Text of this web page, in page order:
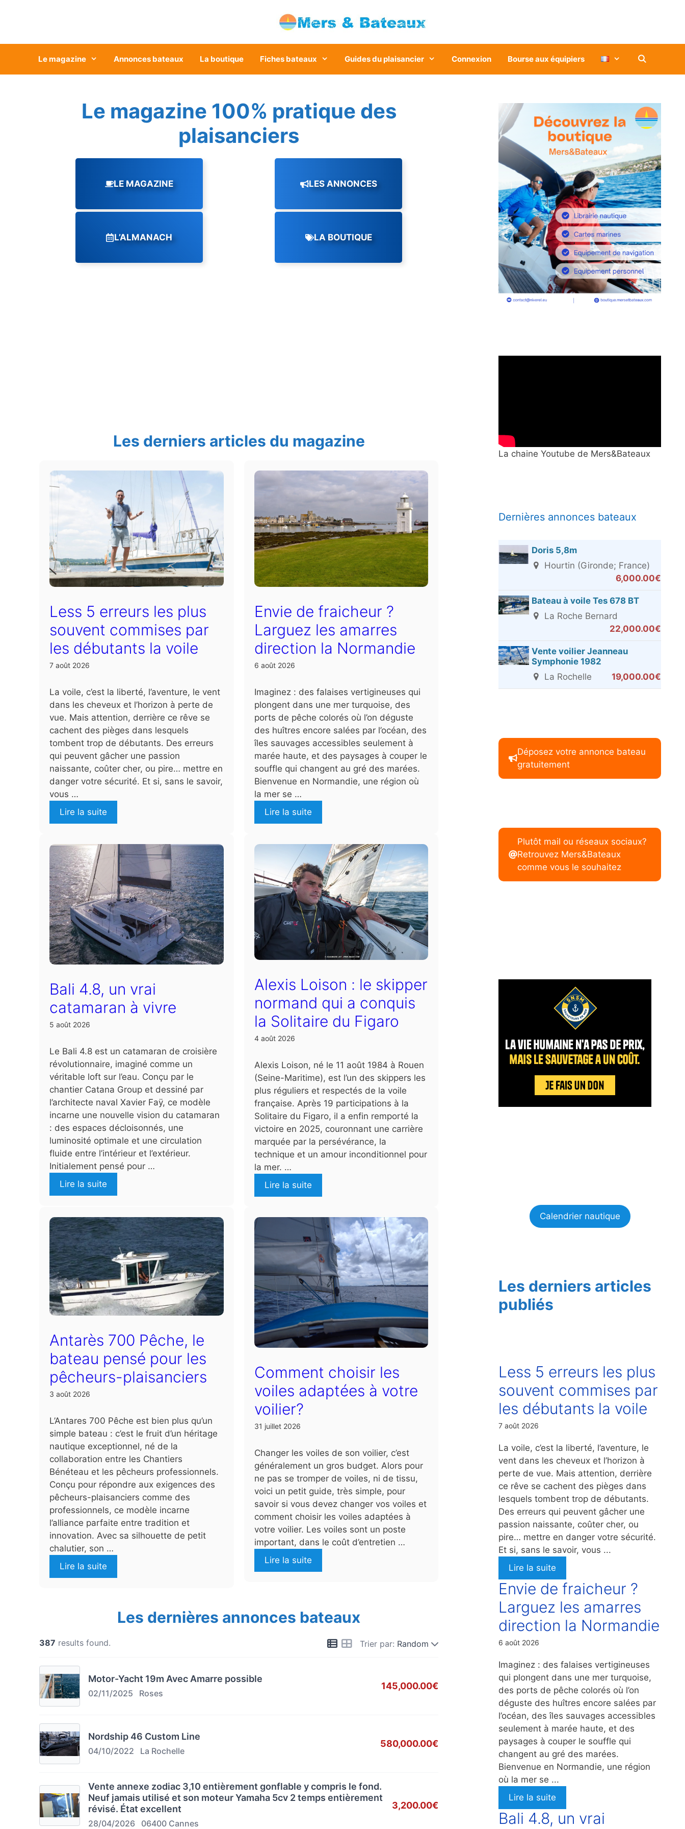
Le magazine Annonces bateaux La boutique Fiches bateaux Guides du plaisancier Connexion Bourse aux équipiers
Le magazine 100% pratique des
plaisanciers
LE MAGAZINE LES ANNONCES
L’ALMANACH LA BOUTIQUE
Les derniers articles du magazine
Less 5 erreurs les plus
souvent commises par
les débutants la voile
7 août 2026
La voile, c’est la liberté, l’aventure, le vent
dans les cheveux et l’horizon à perte de
vue. Mais attention, derrière ce rêve se
cachent des pièges dans lesquels
tombent trop de débutants. Des erreurs
qui peuvent gâcher une passion
naissante, coûter cher, ou pire… mettre en
danger votre sécurité. Et si, sans le savoir,
vous …
Lire la suite
Envie de fraicheur ?
Larguez les amarres
direction la Normandie
6 août 2026
Imaginez : des falaises vertigineuses qui
plongent dans une mer turquoise, des
ports de pêche colorés où l’on déguste
des huîtres encore salées par l’océan, des
îles sauvages accessibles seulement à
marée haute, et des paysages à couper le
souffle qui changent au gré des marées.
Bienvenue en Normandie, une région où
la mer se …
Lire la suite
Bali 4.8, un vrai
catamaran à vivre
5 août 2026
Le Bali 4.8 est un catamaran de croisière
révolutionnaire, imaginé comme un
véritable loft sur l’eau. Conçu par le
chantier Catana Group et dessiné par
l’architecte naval Xavier Faÿ, ce modèle
incarne une nouvelle vision du catamaran
: des espaces décloisonnés, une
luminosité optimale et une circulation
fluide entre l’intérieur et l’extérieur.
Initialement pensé pour …
Lire la suite
Alexis Loison : le skipper
normand qui a conquis
la Solitaire du Figaro
4 août 2026
Alexis Loison, né le 11 août 1984 à Rouen
(Seine-Maritime), est l’un des skippers les
plus réguliers et respectés de la voile
française. Après 19 participations à la
Solitaire du Figaro, il a enfin remporté la
victoire en 2025, couronnant une carrière
marquée par la persévérance, la
technique et un amour inconditionnel pour
la mer. …
Lire la suite
Antarès 700 Pêche, le
bateau pensé pour les
pêcheurs-plaisanciers
3 août 2026
L’Antares 700 Pêche est bien plus qu’un
simple bateau : c’est le fruit d’un héritage
nautique exceptionnel, né de la
collaboration entre les Chantiers
Bénéteau et les pêcheurs professionnels.
Conçu pour répondre aux exigences des
pêcheurs-plaisanciers comme des
professionnels, ce modèle incarne
l’alliance parfaite entre tradition et
innovation. Avec sa silhouette de petit
chalutier, son …
Lire la suite
Comment choisir les
voiles adaptées à votre
voilier?
31 juillet 2026
Changer les voiles de son voilier, c’est
généralement un gros budget. Alors pour
ne pas se tromper de voiles, ni de tissu,
voici un petit guide, très simple, pour
savoir si vous devez changer vos voiles et
comment choisir les voiles adaptées à
votre voilier. Les voiles sont un poste
important, dans le coût d’entretien …
Lire la suite
Les dernières annonces bateaux
Trier par: Random
387 results found.
Motor-Yacht 19m Avec Amarre possible
02/11/2025 Roses
145,000.00€
Nordship 46 Custom Line
04/10/2022 La Rochelle
580,000.00€
Vente annexe zodiac 3,10 entièrement gonflable y compris le fond.
Neuf jamais utilisé et son moteur Yamaha 5cv 2 temps entièrement
révisé. État excellent
28/04/2026 06400 Cannes
3,200.00€
La chaine Youtube de Mers&Bateaux
Dernières annonces bateaux
Doris 5,8m
Hourtin (Gironde; France)
6,000.00€
Bateau à voile Tes 678 BT
La Roche Bernard
22,000.00€
Vente voilier Jeanneau
Symphonie 1982
La Rochelle
19,000.00€
Déposez votre annonce bateau
gratuitement
Plutôt mail ou réseaux sociaux?
Retrouvez Mers&Bateaux
comme vous le souhaitez
Calendrier nautique
Les derniers articles
publiés
Less 5 erreurs les plus
souvent commises par
les débutants la voile
7 août 2026
La voile, c’est la liberté, l’aventure, le
vent dans les cheveux et l’horizon à
perte de vue. Mais attention, derrière
ce rêve se cachent des pièges dans
lesquels tombent trop de débutants.
Des erreurs qui peuvent gâcher une
passion naissante, coûter cher, ou
pire… mettre en danger votre sécurité.
Et si, sans le savoir, vous ...
Lire la suite
Envie de fraicheur ?
Larguez les amarres
direction la Normandie
6 août 2026
Imaginez : des falaises vertigineuses
qui plongent dans une mer turquoise,
des ports de pêche colorés où l’on
déguste des huîtres encore salées par
l’océan, des îles sauvages accessibles
seulement à marée haute, et des
paysages à couper le souffle qui
changent au gré des marées.
Bienvenue en Normandie, une région
où la mer se ...
Lire la suite
Bali 4.8, un vrai